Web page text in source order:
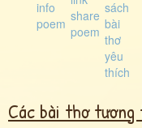
Các bài thơ tương